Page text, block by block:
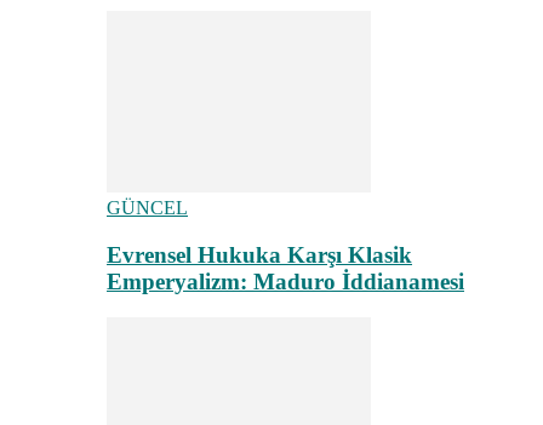
GÜNCEL
Evrensel Hukuka Karşı Klasik
Emperyalizm: Maduro İddianamesi